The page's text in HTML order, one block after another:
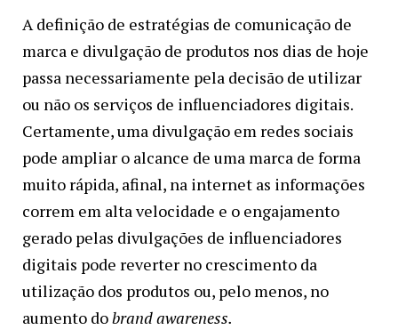
A definição de estratégias de comunicação de
marca e divulgação de produtos nos dias de hoje
passa necessariamente pela decisão de utilizar
ou não os serviços de influenciadores digitais.
Certamente, uma divulgação em redes sociais
pode ampliar o alcance de uma marca de forma
muito rápida, afinal, na internet as informações
correm em alta velocidade e o engajamento
gerado pelas divulgações de influenciadores
digitais pode reverter no crescimento da
utilização dos produtos ou, pelo menos, no
aumento dobrand awareness.